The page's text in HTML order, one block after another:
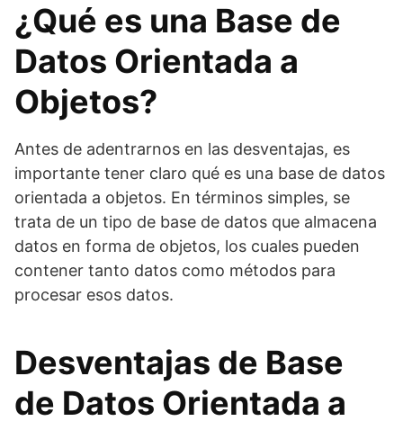
¿Qué es una Base de
Datos Orientada a
Objetos?
Antes de adentrarnos en las desventajas, es
importante tener claro qué es una base de datos
orientada a objetos. En términos simples, se
trata de un tipo de base de datos que almacena
datos en forma de objetos, los cuales pueden
contener tanto datos como métodos para
procesar esos datos.
Desventajas de Base
de Datos Orientada a